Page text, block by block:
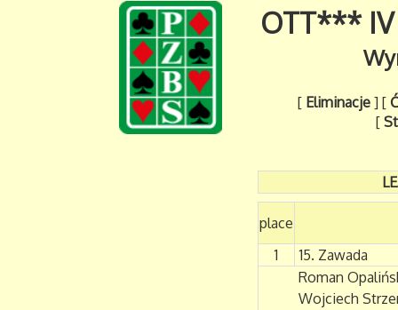
OTT***
[ Eliminacje ] [
[
place
1
15. Zawada
Roman
Wojciech